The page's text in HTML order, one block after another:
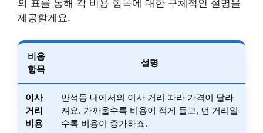
의 표를 통해 각 비용 항목에 대한 구체적인 설명을
제공할게요.
비용
항목
설명
이사
거리
비용
만석동 내에서의 이사 거리 따라 가격이 달라
져요. 가까울수록 비용이 적게 들고, 먼 거리일
수록 비용이 증가하죠.